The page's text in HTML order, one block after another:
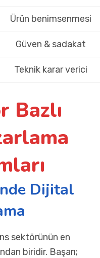
Ürün benimsenmesi
Güven & sadakat
Teknik karar verici
Bazlı
Dijital
sektörünün en
biridir. Başarı;